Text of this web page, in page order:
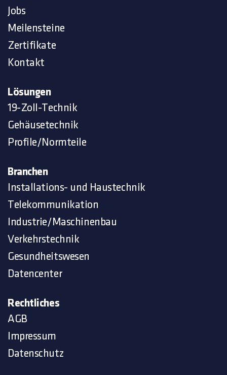
Jobs
Meilensteine
Zertifikate
Kontakt
Lösungen
19-Zoll-Technik
Gehäusetechnik
Profile/Normteile
Branchen
Installations- und Haustechnik
Telekommunikation
Industrie/Maschinenbau
Verkehrstechnik
Gesundheitswesen
Datencenter
Rechtliches
AGB
Impressum
Datenschutz